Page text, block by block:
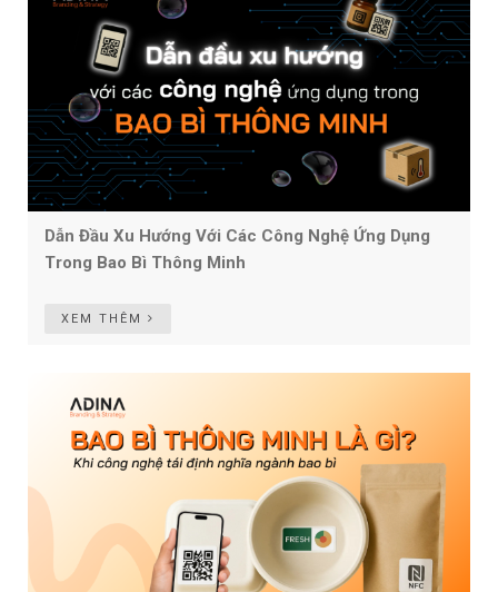
Dẫn Đầu Xu Hướng Với Các Công Nghệ Ứng Dụng
Trong Bao Bì Thông Minh
XEM THÊM